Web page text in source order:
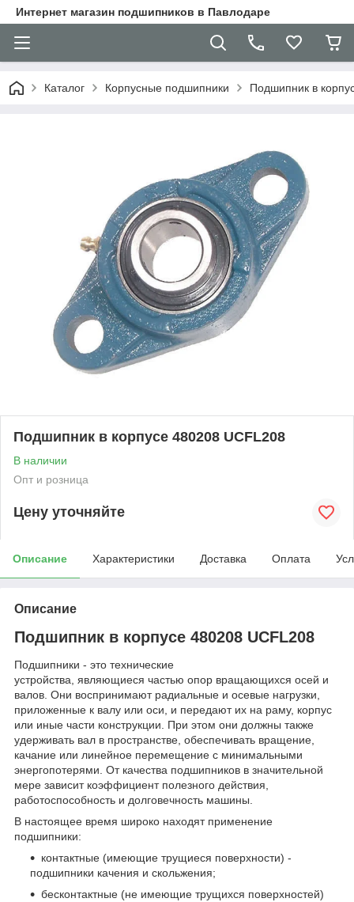
Интернет магазин подшипников в Павлодаре
Каталог Корпусные подшипники Подшипник в
Подшипник в корпусе 480208 UCFL208
В наличии
Опт и розница
Цену уточняйте
Описание Характеристики Доставка Оплата
Описание
Подшипник в корпусе 480208 UCFL208
Подшипники - это технические
устройства, являющиеся частью опор вращающихся осей и
валов. Они воспринимают радиальные и осевые нагрузки,
приложенные к валу или оси, и передают их на раму, корпус
или иные части конструкции. При этом они должны также
удерживать вал в пространстве, обеспечивать вращение,
качание или линейное перемещение с минимальными
энергопотерями. От качества подшипников в значительной
мере зависит коэффициент полезного действия,
работоспособность и долговечность машины.
В настоящее время широко находят применение
подшипники:
контактные (имеющие трущиеся поверхности) -
подшипники качения и скольжения;
бесконтактные (не имеющие трущихся поверхностей)